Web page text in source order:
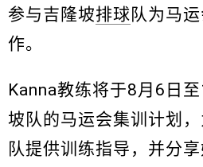
参与吉隆坡排球队为马
作。
Kanna教练将于8月6日
坡队的马运会集训计划
队提供训练指导，并分